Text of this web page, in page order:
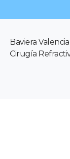
Baviera
Cirugía